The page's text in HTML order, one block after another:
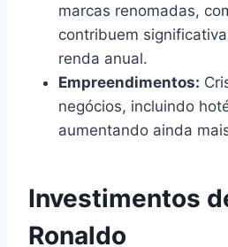
marcas renomadas,
contribuem
renda anual.
Empreendimentos:
negócios, incluindo
aumentando ainda
Investimentos
Ronaldo